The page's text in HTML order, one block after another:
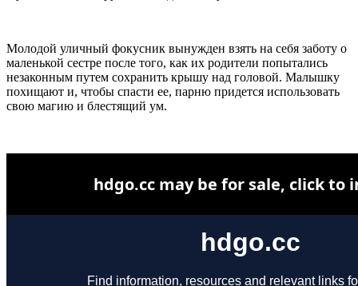
Молодой уличный фокусник вынужден взять на себя заботу о
маленькой сестре после того, как их родители попытались
незаконным путем сохранить крышу над головой. Малышку
похищают и, чтобы спасти ее, парню придется использовать
свою магию и блестящий ум.